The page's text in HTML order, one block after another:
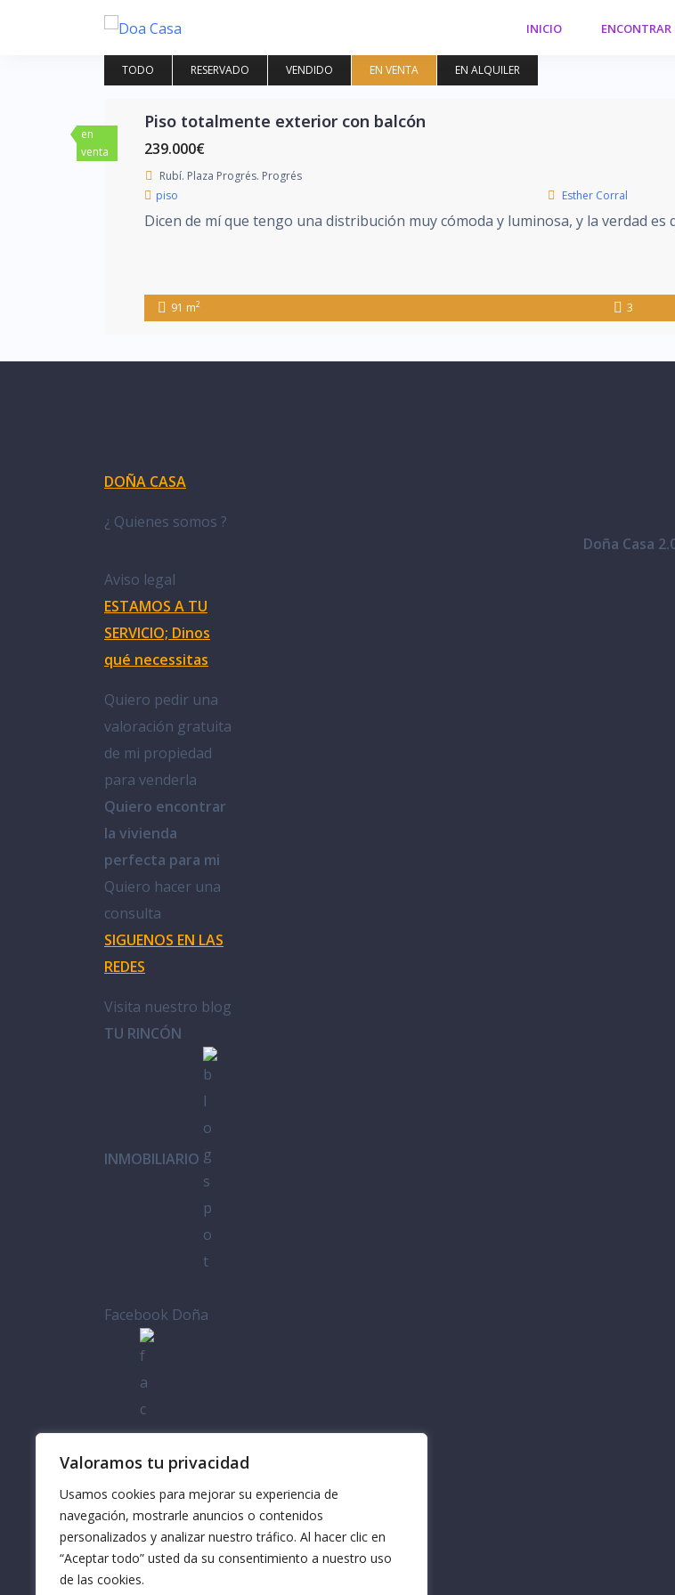
Valoramos tu privacidad
Usamos cookies para mejorar su experiencia de
navegación, mostrarle anuncios o contenidos
personalizados y analizar nuestro tráfico. Al hacer clic en
“Aceptar todo” usted da su consentimiento a nuestro uso
de las cookies.
INICIO ENCONTRAR
TODO RESERVADO VENDIDO EN VENTA EN ALQUILER
en
venta
Piso totalmente exterior con balcón
239.000€
Rubí. Plaza Progrés. Progrés
piso
Esther Corral
Dicen de mí que tengo una distribución muy cómoda y luminosa, y la verdad
91 m2 3
DOÑA CASA
¿ Quienes somos ?
Aviso legal
ESTAMOS A TU
SERVICIO; Dinos
qué necessitas
Quiero pedir una
valoración gratuita
de mi propiedad
para venderla
Quiero encontrar
la vivienda
perfecta para mi
Quiero hacer una
consulta
SIGUENOS EN LAS
REDES
Visita nuestro blog
TU RINCÓN
INMOBILIARIO
Facebook Doña